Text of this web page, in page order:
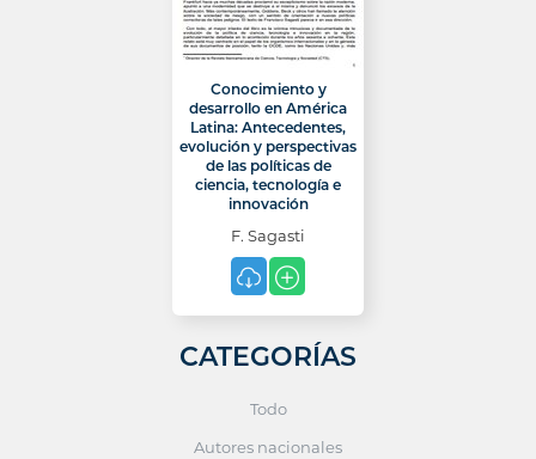
Conocimiento y
desarrollo en América
Latina: Antecedentes,
evolución y perspectivas
de las políticas de
ciencia, tecnología e
innovación
F. Sagasti
CATEGORÍAS
Todo
Autores nacionales